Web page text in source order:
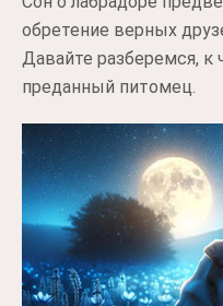
обретение верных
Давайте разберемся, к
преданный питомец.